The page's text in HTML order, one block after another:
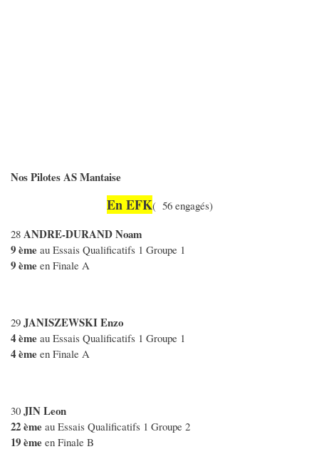
Nos Pilotes AS Mantaise
En EFK( 56 engagés)
28 ANDRE-DURAND Noam
9 ème au Essais Qualificatifs 1 Groupe 1
9 ème en Finale A
29 JANISZEWSKI Enzo
4 ème au Essais Qualificatifs 1 Groupe 1
4 ème en Finale A
30 JIN Leon
22 ème au Essais Qualificatifs 1 Groupe 2
19 ème en Finale B